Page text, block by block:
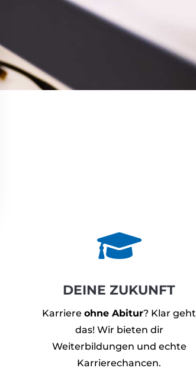

DEINE ZUKUNFT
Karriereohne Abitur? Klar geht
das! Wir bieten dir
Weiterbildungen und echte
Karrierechancen.